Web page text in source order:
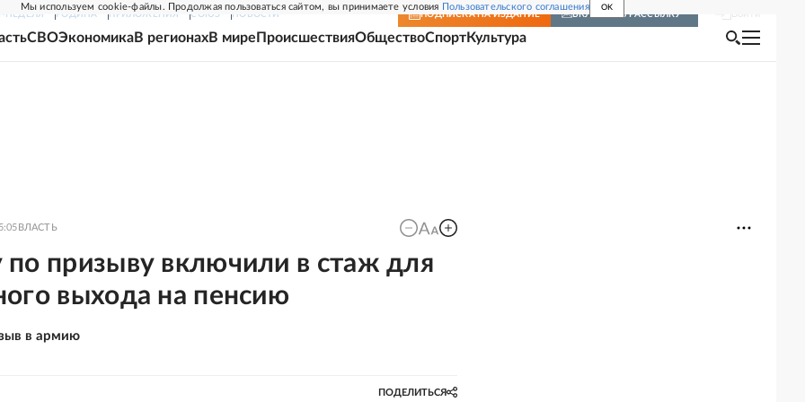
Мы используем cookie-файлы. Продолжая пользоваться сайтом, вы принимаете условия Пользовательского соглашения OK
НЕДЕЛЯ РОДИНА ПРИЛОЖЕНИЯ СОЮЗ НОВОСТИ ПОДПИСКА НА ИЗДАНИЕ ВКЛЮЧИТЬ РАССЫЛКУ
СВОЭкономикаВ регионахВ мире ПроисшествияОбществоСпортКультура
ВЛАСТЬ
призыву включили в стаж для
выхода на пенсию
в армию
ПОДЕЛИТЬСЯ